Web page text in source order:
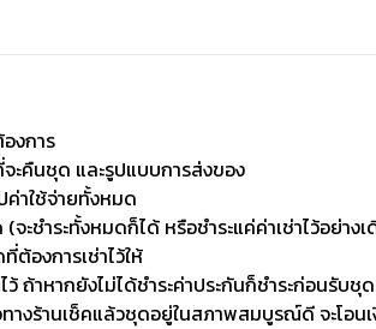
งการ
ะคืนชุด และรูปแบบการส่งของ
ค่าใช้จ่ายทั้งหมด
(จะชำระทั้งหมดก็ได้ หรือชำระแค่ค่าเช่าไว้อย่าง
ต้องการเช่าไว้ให้
ถ้าหากยังไม่ได้ชำระค่าประกันก็ชำระก่อนรับชุ
งร้านเช็คแล้วชุดอยู่ในสภาพสมบูรณ์ดี จะโอน